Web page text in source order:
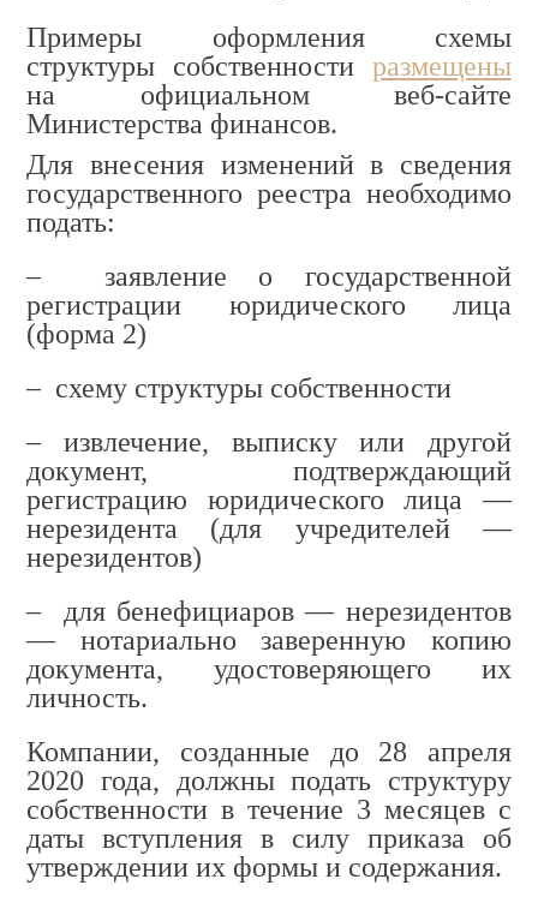
Примеры оформления схемы
структуры собственности размещены
на официальном веб-сайте
Министерства финансов.
Для внесения изменений в сведения
государственного реестра необходимо
подать:
– заявление о государственной
регистрации юридического лица
(форма 2)
– схему структуры собственности
– извлечение, выписку или другой
документ, подтверждающий
регистрацию юридического лица —
нерезидента (для учредителей —
нерезидентов)
– для бенефициаров — нерезидентов
— нотариально заверенную копию
документа, удостоверяющего их
личность.
Компании, созданные до 28 апреля
2020 года, должны подать структуру
собственности в течение 3 месяцев с
даты вступления в силу приказа об
утверждении их формы и содержания.